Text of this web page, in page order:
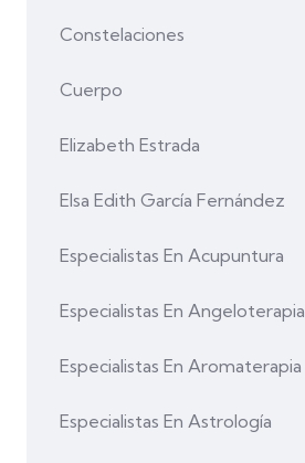
Constelaciones
Cuerpo
Elizabeth Estrada
Elsa Edith García Fernández
Especialistas En Acupuntura
Especialistas En Angeloterapia
Especialistas En Aromaterapia
Especialistas En Astrología